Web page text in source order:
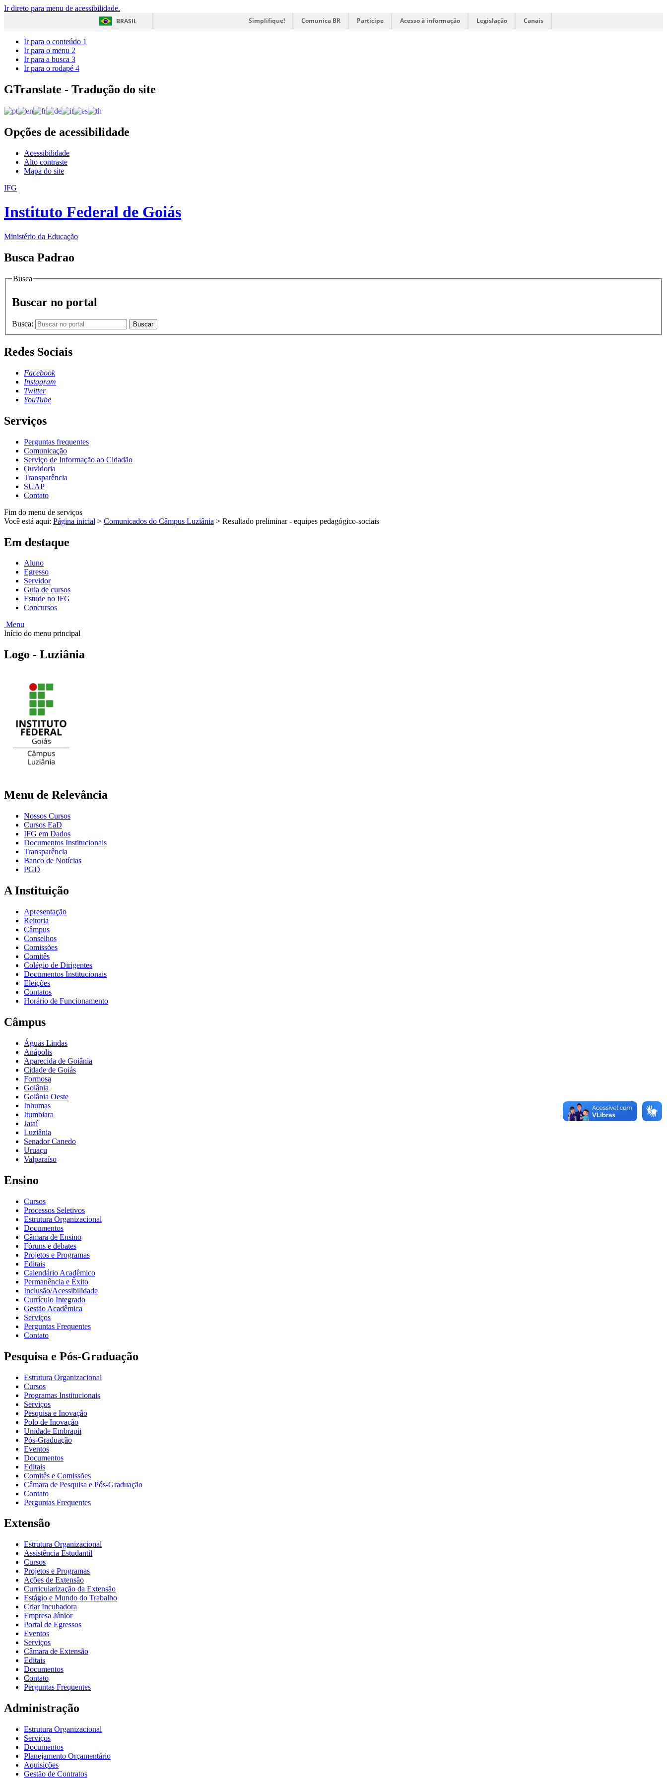
Ir direto para menu de acessibilidade.
BRASIL
Simplifique! Comunica BR Participe Acesso à informação Legislação Canais
Ir para o conteúdo 1
Ir para o menu 2
Ir para a busca 3
Ir para o rodapé 4
GTranslate - Tradução do site
Opções de acessibilidade
Acessibilidade
Alto contraste
Mapa do site
IFG
Instituto Federal de Goiás
Ministério da Educação
Busca Padrao
Busca
Buscar no portal
Busca: Buscar
Redes Sociais
Facebook
Instagram
Twitter
YouTube
Serviços
Perguntas frequentes
Comunicação
Serviço de Informação ao Cidadão
Ouvidoria
Transparência
SUAP
Contato
Fim do menu de serviços
Você está aqui: Página inicial > Comunicados do Câmpus Luziânia > Resultado preliminar - equipes pedagógico-sociais
Em destaque
Aluno
Egresso
Servidor
Guia de cursos
Estude no IFG
Concursos
Menu
Início do menu principal
Logo - Luziânia
Menu de Relevância
Nossos Cursos
Cursos EaD
IFG em Dados
Documentos Institucionais
Transparência
Banco de Notícias
PGD
A Instituição
Apresentação
Reitoria
Câmpus
Conselhos
Comissões
Comitês
Colégio de Dirigentes
Documentos Institucionais
Eleições
Contatos
Horário de Funcionamento
Câmpus
Águas Lindas
Anápolis
Aparecida de Goiânia
Cidade de Goiás
Formosa
Goiânia
Goiânia Oeste
Inhumas
Itumbiara
Jataí
Luziânia
Senador Canedo
Uruaçu
Valparaíso
Ensino
Cursos
Processos Seletivos
Estrutura Organizacional
Documentos
Câmara de Ensino
Fóruns e debates
Projetos e Programas
Editais
Calendário Acadêmico
Permanência e Êxito
Inclusão/Acessibilidade
Currículo Integrado
Gestão Acadêmica
Serviços
Perguntas Frequentes
Contato
Pesquisa e Pós-Graduação
Estrutura Organizacional
Cursos
Programas Institucionais
Serviços
Pesquisa e Inovação
Polo de Inovação
Unidade Embrapii
Pós-Graduação
Eventos
Documentos
Editais
Comitês e Comissões
Câmara de Pesquisa e Pós-Graduação
Contato
Perguntas Frequentes
Extensão
Estrutura Organizacional
Assistência Estudantil
Cursos
Projetos e Programas
Ações de Extensão
Curricularização da Extensão
Estágio e Mundo do Trabalho
Criar Incubadora
Empresa Júnior
Portal de Egressos
Eventos
Serviços
Câmara de Extensão
Editais
Documentos
Contato
Perguntas Frequentes
Administração
Estrutura Organizacional
Serviços
Documentos
Planejamento Orçamentário
Aquisições
Gestão de Contratos